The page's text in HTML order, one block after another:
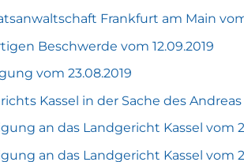
Frankfurt am Main vom
Beschwerde vom 12.09.2019
vom 23.08.2019
Kassel in der Sache des Andreas
an das Landgericht Kassel vom
an das Landgericht Kassel vom